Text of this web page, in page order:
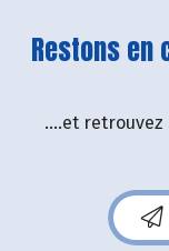
Restons
....et